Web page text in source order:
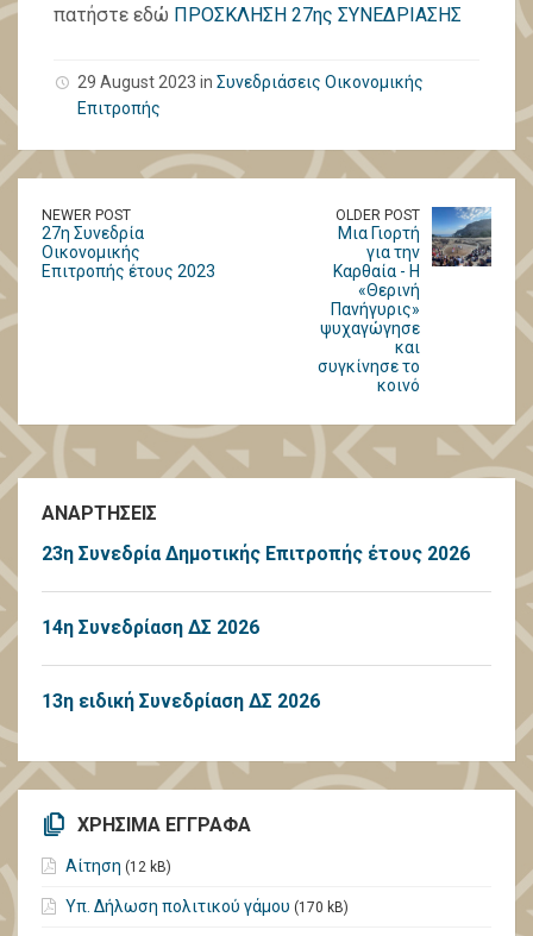
πατήστε εδώ ΠΡΟΣΚΛΗΣΗ 27ης ΣΥΝΕΔΡΙΑΣΗΣ
29 August 2023 in Συνεδριάσεις Οικονομικής
Επιτροπής
NEWER POST
27η Συνεδρία
Οικονομικής
Επιτροπής έτους 2023
OLDER POST
Μια Γιορτή
για την
Καρθαία - Η
«Θερινή
Πανήγυρις»
ψυχαγώγησε
και
συγκίνησε το
κοινό
ΑΝΑΡΤΗΣΕΙΣ
23η Συνεδρία Δημοτικής Επιτροπής έτους 2026
14η Συνεδρίαση ΔΣ 2026
13η ειδική Συνεδρίαση ΔΣ 2026
ΧΡΗΣΙΜΑ ΕΓΓΡΑΦΑ
Αίτηση (12 kB)
Υπ. Δήλωση πολιτικού γάμου (170 kB)